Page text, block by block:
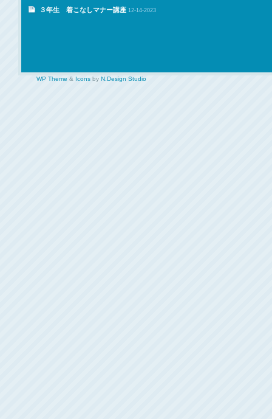
３年生 着こなしマナー講座 12-14-2023
WP Theme & Icons by N.Design Studio